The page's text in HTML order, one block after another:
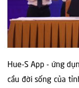
Hue-S App - ứng
cầu đời sống của